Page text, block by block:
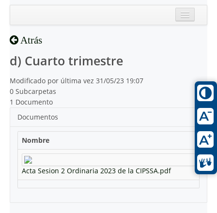
Atrás
d) Cuarto trimestre
Modificado por última vez 31/05/23 19:07
0 Subcarpetas
1 Documento
Documentos
Nombre
Acta Sesion 2 Ordinaria 2023 de la CIPSSA.pdf